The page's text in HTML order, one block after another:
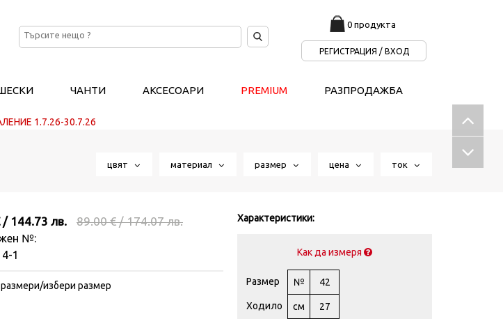
0 продукта
РЕГИСТРАЦИЯ / ВХОД
ЧАНТИ АКСЕСОАРИ PREMIUM РАЗПРОДАЖБА
1.7.26-30.7.26
цвят материал размер цена ток
/ 144.73 лв. 89.00 € / 174.07 лв.
№:
1
избери размер
Характеристики:
Как да измеря
Размер № 42
Ходило см 27